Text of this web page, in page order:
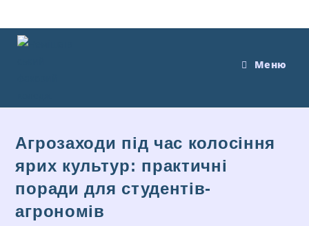
Меню
Агрозаходи під час колосіння
ярих культур: практичні
поради для студентів-
агрономів